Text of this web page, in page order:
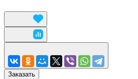
Заказать